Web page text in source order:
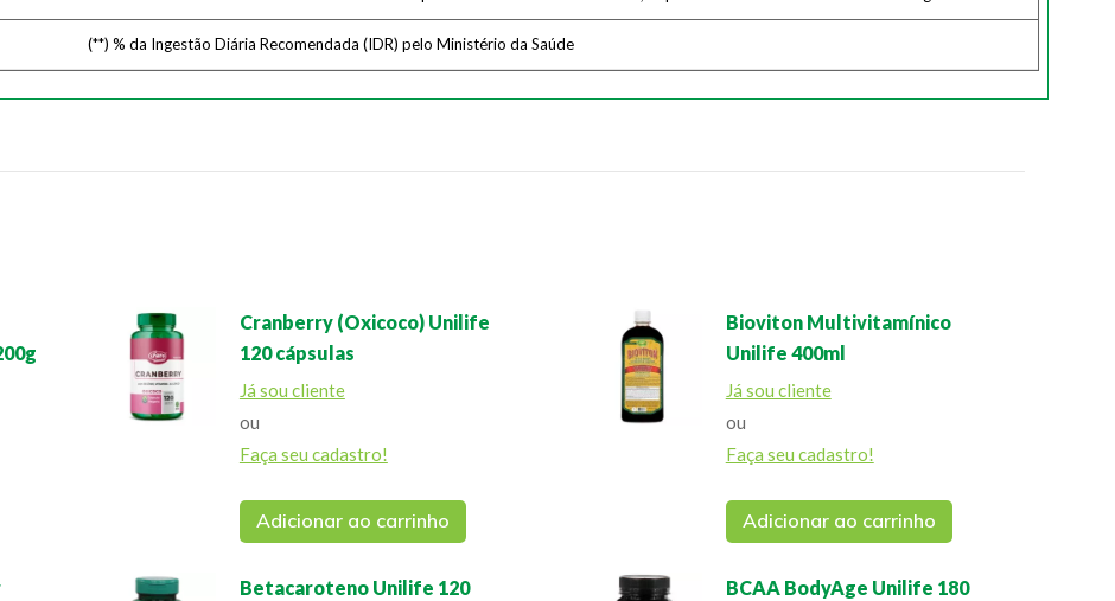
(**) % da Ingestão Diária Recomendada (IDR) pelo Ministério da Saúde
Cranberry (Oxicoco) Unilife
120 cápsulas
Já sou cliente
ou
Faça seu cadastro!
Adicionar ao carrinho
Bioviton Multivitamínico
Unilife 400ml
Já sou cliente
ou
Faça seu cadastro!
Adicionar ao carrinho
Betacaroteno Unilife 120
BCAA BodyAge Unilife 180